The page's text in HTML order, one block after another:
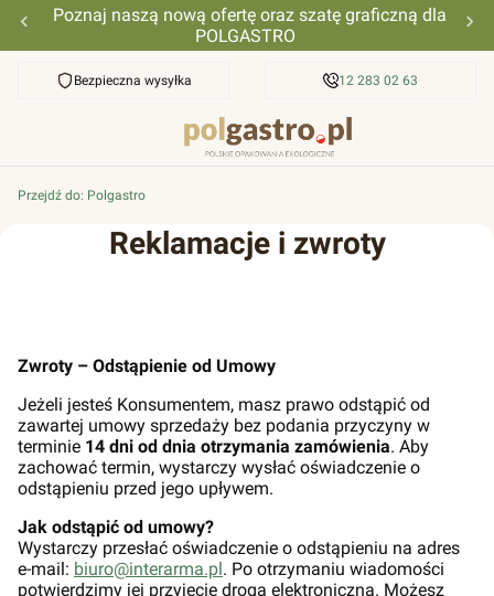
Poznaj naszą nową ofertę oraz szatę graficzną dla
POLGASTRO
Bezpieczna wysyłka Przyjazna pomoc
12 283 02 63
Przejdź do: Polgastro
Reklamacje i zwroty
Zwroty – Odstąpienie od Umowy
Jeżeli jesteś Konsumentem, masz prawo odstąpić od
zawartej umowy sprzedaży bez podania przyczyny w
terminie 14 dni od dnia otrzymania zamówienia. Aby
zachować termin, wystarczy wysłać oświadczenie o
odstąpieniu przed jego upływem.
Jak odstąpić od umowy?
Wystarczy przesłać oświadczenie o odstąpieniu na adres
e-mail: biuro@interarma.pl . Po otrzymaniu wiadomości
potwierdzimy jej przyjęcie drogą elektroniczną. Możesz